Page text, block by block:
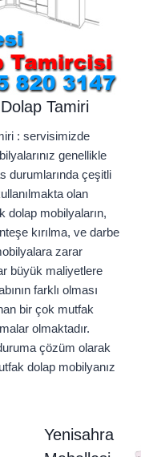
Tamiri
: servisimizde
genellikle
durumlarında çeşitli
olan
dolap mobilyaların,
kırılma, ve darbe
zarar
büyük maliyetlere
farklı olması
bir çok mutfak
olmaktadır.
çözüm olarak
dolap mobilyanız
Yenisahra